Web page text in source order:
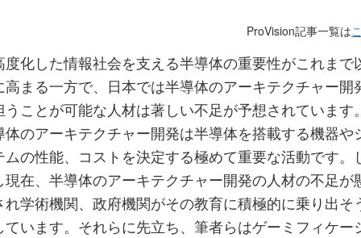
ProVision記事一覧は
度化した情報社会を支える半導体の重要性がこれまで
高まる一方で、日本では半導体のアーキテクチャー開
うことが可能な人材は著しい不足が予想されています
体のアーキテクチャー開発は半導体を搭載する機器や
ムの性能、コストを決定する極めて重要な活動です。
現在、半導体のアーキテクチャー開発の人材の不足が
れ学術機関、政府機関がその教育に積極的に乗り出そ
ています。それらに先立ち、筆者らはゲーミフィケー